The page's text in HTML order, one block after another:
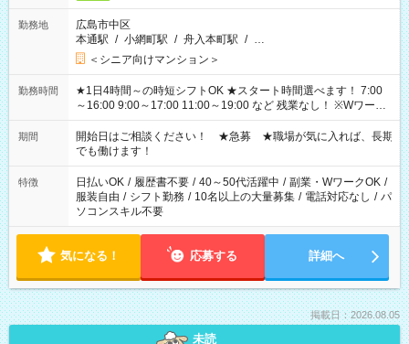
勤務地
広島市中区
本通駅 / 小網町駅 / 舟入本町駅 / …
＜シニア向けマンション＞
勤務時間
★1日4時間～の時短シフトOK ★スタート時間選べます！ 7:00
～16:00 9:00～17:00 11:00～19:00 など 残業なし！ ※Wワーク
の場合、他のお仕事と合わせ週40時間超の就業はご案内できま
せん ※法令に基づき、週20時間以上勤務は社会保険への加入対
象となります ※労働者派遣法（日雇い派遣の原則禁止）によ
り、短時間・短期間の就業はご案内が難しい場合があります
期間
開始日はご相談ください！ ★急募 ★職場が気に入れば、長期
でも働けます！
特徴 日払いOK / 履歴書不要 / 40～50代活躍中 / 副業・WワークOK /
服装自由 / シフト勤務 / 10名以上の大量募集 / 電話対応なし / パ
ソコンスキル不要
気になる！ 応募する 詳細へ
掲載日：2026.08.05
未読